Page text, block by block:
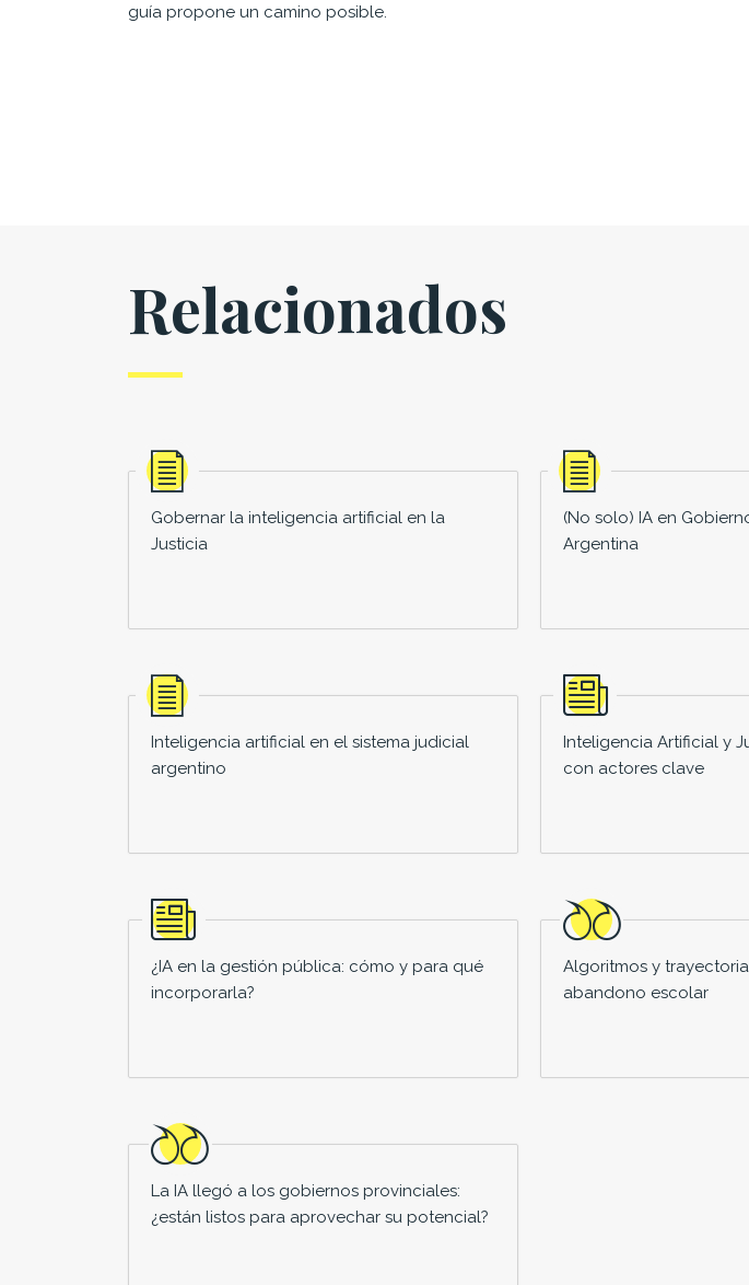
guía propone un camino posible.
Relacionados
Gobernar la inteligencia artificial en la
Justicia
(No solo) IA en
Argentina
Inteligencia artificial en el sistema judicial
argentino
Inteligencia Artificial y
con actores clave
¿IA en la gestión pública: cómo y para qué
incorporarla?
Algoritmos y
abandono escolar
La IA llegó a los gobiernos provinciales:
¿están listos para aprovechar su potencial?